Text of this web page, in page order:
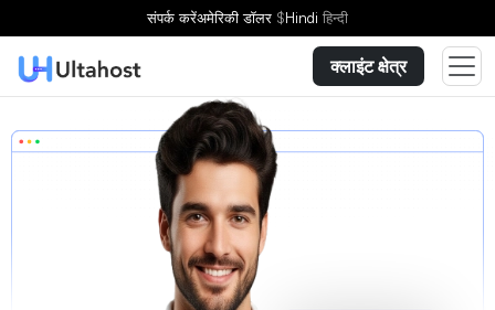
संपर्क करेंअमेरिकी डॉलर $Hindi हिन्दी
क्लाइंट क्षेत्र